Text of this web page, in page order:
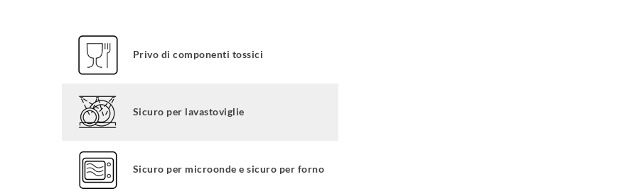
Privo di componenti tossici
Sicuro per lavastoviglie
Sicuro per microonde e sicuro per forno